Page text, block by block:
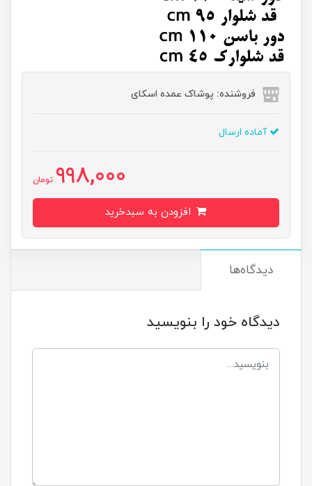
فروشنده: پوشاک عمده اسکای
آماده ارسال
998,000 تومان
دیدگاه‌ها
دیدگاه خود را بنویسید